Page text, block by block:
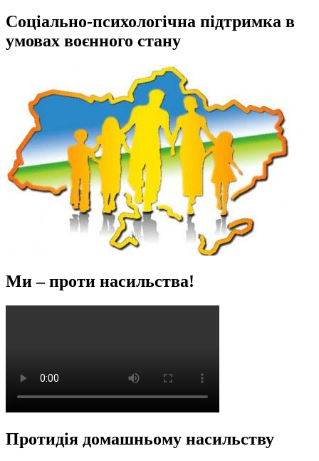
Соціально-психологічна підтримка в
умовах воєнного стану
Ми – проти насильства!
Протидія домашньому насильству